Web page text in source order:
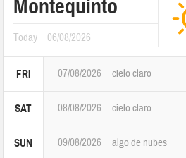
Montequinto
Today 06/08/2026
FRI 07/08/2026 cielo claro
SAT 08/08/2026 cielo claro
SUN 09/08/2026 algo de nubes